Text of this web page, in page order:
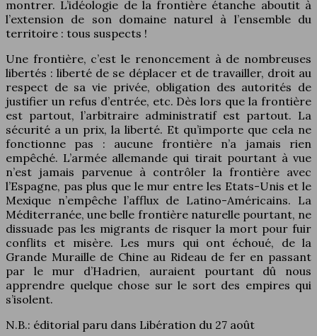
montrer. L’idéologie de la frontière étanche aboutit à
l’extension de son domaine naturel à l’ensemble du
territoire : tous suspects !
Une frontière, c’est le renoncement à de nombreuses
libertés : liberté de se déplacer et de travailler, droit au
respect de sa vie privée, obligation des autorités de
justifier un refus d’entrée, etc. Dès lors que la frontière
est partout, l’arbitraire administratif est partout. La
sécurité a un prix, la liberté. Et qu’importe que cela ne
fonctionne pas : aucune frontière n’a jamais rien
empêché. L’armée allemande qui tirait pourtant à vue
n’est jamais parvenue à contrôler la frontière avec
l’Espagne, pas plus que le mur entre les Etats-Unis et le
Mexique n’empêche l’afflux de Latino-Américains. La
Méditerranée, une belle frontière naturelle pourtant, ne
dissuade pas les migrants de risquer la mort pour fuir
conflits et misère. Les murs qui ont échoué, de la
Grande Muraille de Chine au Rideau de fer en passant
par le mur d’Hadrien, auraient pourtant dû nous
apprendre quelque chose sur le sort des empires qui
s’isolent.
N.B.: éditorial paru dans Libération du 27 août